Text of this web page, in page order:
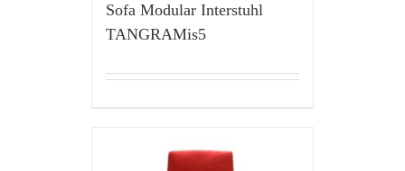
Sofa Modular Interstuhl
TANGRAMis5